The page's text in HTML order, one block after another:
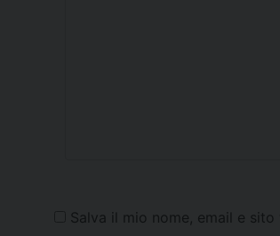
Salva il mio nome, email e